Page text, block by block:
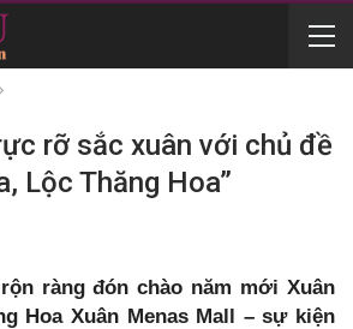
rỡ sắc xuân với chủ đề
Lộc Thăng Hoa”
ràng đón chào năm mới Xuân
Hoa Xuân Menas Mall – sự kiện